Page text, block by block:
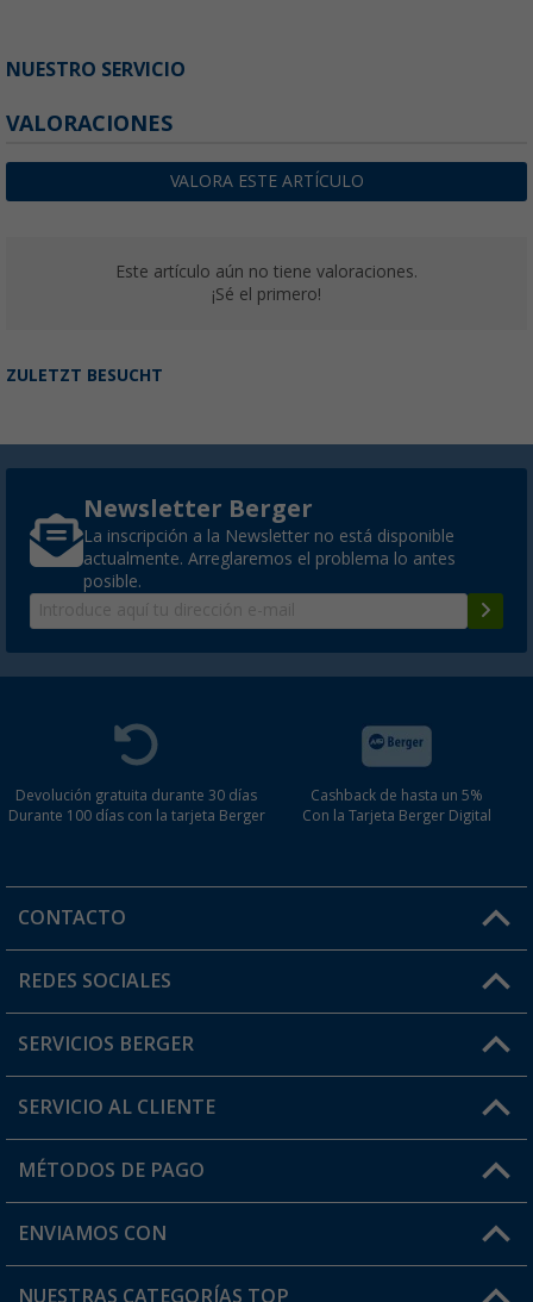
NUESTRO SERVICIO
VALORACIONES
VALORA ESTE ARTÍCULO
Este artículo aún no tiene valoraciones.
¡Sé el primero!
ZULETZT BESUCHT
Newsletter Berger
La inscripción a la Newsletter no está disponible
actualmente. Arreglaremos el problema lo antes
posible.
Devolución gratuita durante 30 días
Durante 100 días con la tarjeta Berger
Cashback de hasta un 5%
Con la Tarjeta Berger Digital
CONTACTO
Horario de atención al cliente:
¿Tienes alguna duda?
REDES SOCIALES
SERVICIOS BERGER
Conviértete en distribuidor
Mi cuenta
Tarjeta Berger Digital
SERVICIO AL CLIENTE
FAQ y Contacto
Información de envío
MÉTODOS DE PAGO
ENVIAMOS CON
NUESTRAS CATEGORÍAS TOP